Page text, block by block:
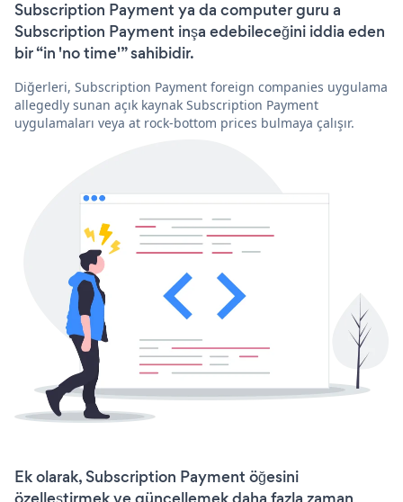
Subscription Payment ya da computer guru a
Subscription Payment inşa edebileceğini iddia eden
bir “in 'no time'” sahibidir.
Diğerleri, Subscription Payment foreign companies uygulama
allegedly sunan açık kaynak Subscription Payment
uygulamaları veya at rock-bottom prices bulmaya çalışır.
Ek olarak, Subscription Payment öğesini